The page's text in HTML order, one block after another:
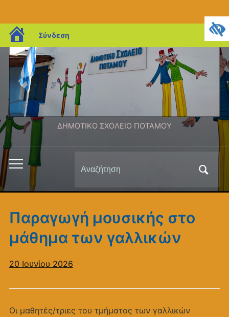
blogs.sch.gr
Σύνδεση
ΔΗΜΟΤΙΚΟ ΣΧΟΛΕΙΟ ΠΟΤΑΜΟΥ
Εναλλαγή
μενού
κινητά
για:
Παραγωγή μουσικής στο
μάθημα των γαλλικών
20 Ιουνίου 2026
Οι μαθητές/τριες του τμήματος των γαλλικών